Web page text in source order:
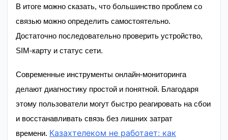
В итоге можно сказать, что большинство проблем со
связью можно определить самостоятельно.
Достаточно последовательно проверить устройство,
SIM-карту и статус сети.
Современные инструменты онлайн-мониторинга
делают диагностику простой и понятной. Благодаря
этому пользователи могут быстро реагировать на сбои
и восстанавливать связь без лишних затрат
времени. Казахтелеком не работает: как